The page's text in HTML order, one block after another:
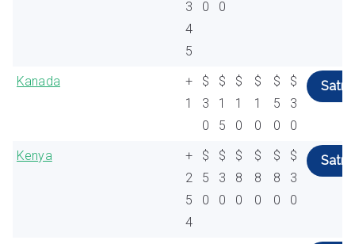
3
4
5
0
0
Kanada
+
1
$
3
0
$
1
5
$
1
0
$
1
0
$
5
0
$
3
0
Satın
Kenya
+
2
5
4
$
5
0
$
3
0
$
8
0
$
8
0
$
8
0
$
3
0
Satın